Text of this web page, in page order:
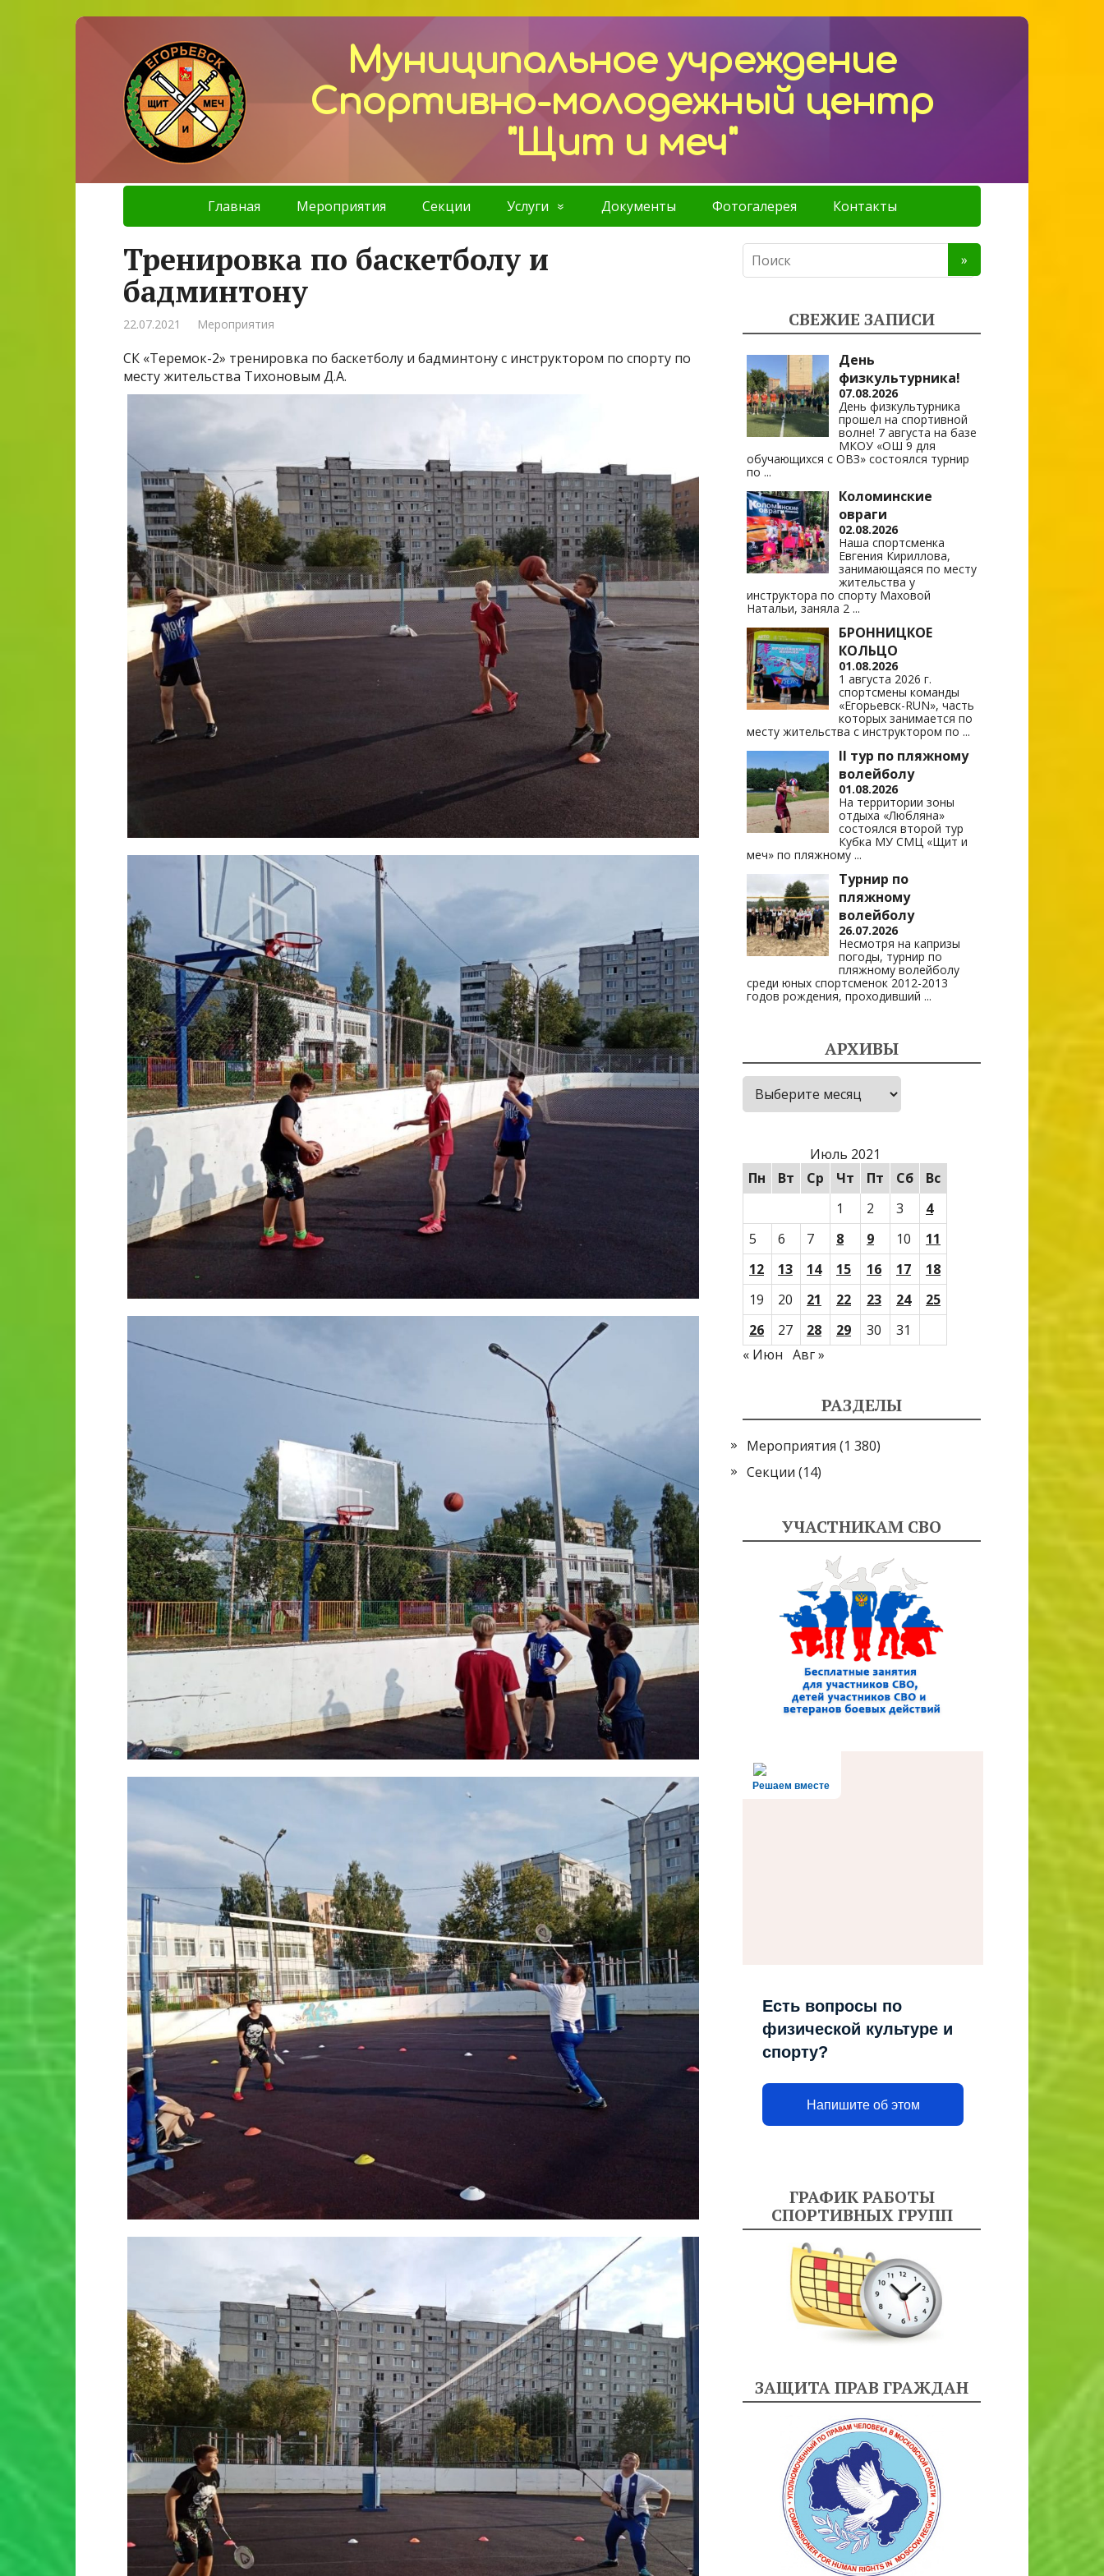
Муниципальное учреждение
Спортивно-молодежный центр
"Щит и меч"
Главная Мероприятия Секции Услуги Документы Фотогалерея Контакты
Тренировка по баскетболу и
бадминтону
22.07.2021 Мероприятия
СК «Теремок-2» тренировка по баскетболу и бадминтону с инструктором по спорту по
месту жительства Тихоновым Д.А.
СВЕЖИЕ ЗАПИСИ
День
физкультурника!
07.08.2026
День физкультурника
прошел на спортивной
волне! 7 августа на базе
МКОУ «ОШ 9 для
обучающихся с ОВЗ» состоялся турнир
по...
Коломинские
овраги
02.08.2026
Наша спортсменка
Евгения Кириллова,
занимающаяся по месту
жительства у
инструктора по спорту Маховой
Натальи, заняла 2 ...
БРОННИЦКОЕ
КОЛЬЦО
01.08.2026
1 августа 2026 г.
спортсмены команды
«Егорьевск-RUN», часть
которых занимается по
месту жительства с инструктором по ...
II тур по пляжному
волейболу
01.08.2026
На территории зоны
отдыха «Любляна»
состоялся второй тур
Кубка МУ СМЦ «Щит и
меч» по пляжному ...
Турнир по
пляжному
волейболу
26.07.2026
Несмотря на капризы
погоды, турнир по
пляжному волейболу
среди юных спортсменок 2012-2013
годов рождения, проходивший ...
АРХИВЫ
Архивы
Июль 2021
Пн
Вт Ср Чт Пт Сб
Вс
1
2 3
4
5
6 7 8 9 10
11
12
13 14 15 16 17
18
19
20 21 22 23 24
25
26
27 28 29 30
31
« Июн Авг »
РАЗДЕЛЫ
Мероприятия (1 380)
Секции (14)
УЧАСТНИКАМ СВО
Решаем вместе
Есть вопросы по
физической культуре и
спорту?
Напишите об этом
ГРАФИК РАБОТЫ
СПОРТИВНЫХ ГРУПП
ЗАЩИТА ПРАВ ГРАЖДАН